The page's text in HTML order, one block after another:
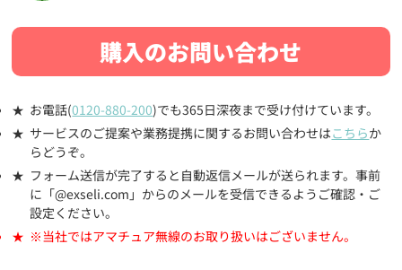
購入のお問い合わせ
お電話(0120-880-200)でも365日深夜まで受け付けています。
サービスのご提案や業務提携に関するお問い合わせはこちらか
らどうぞ。
フォーム送信が完了すると自動返信メールが送られます。事前
に「@exseli.com」からのメールを受信できるようご確認・ご
設定ください。
※当社ではアマチュア無線のお取り扱いはございません。